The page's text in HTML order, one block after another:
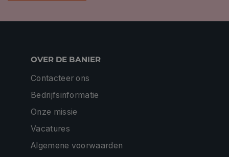
OVER DE BANIER
Contacteer ons
Bedrijfsinformatie
Onze missie
Vacatures
Algemene voorwaarden